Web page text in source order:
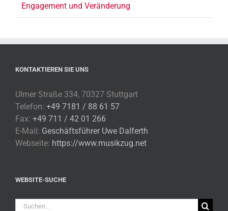
Engagement und Veränderung
KONTAKTIEREN SIE UNS
Ulmer Straße 334, 70327 Stuttgart
Telefon: +49 7181 / 88 61 57
Fax: +49 711 / 42 01 266
E-Mail: Geschäftsführer Uwe Dalferth
Webseite: https://www.musikzug.net
WEBSITE-SUCHE
Suche